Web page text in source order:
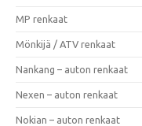
MP renkaat
Mönkijä / ATV renkaat
Nankang – auton renkaat
Nexen – auton renkaat
Nokian – auton renkaat